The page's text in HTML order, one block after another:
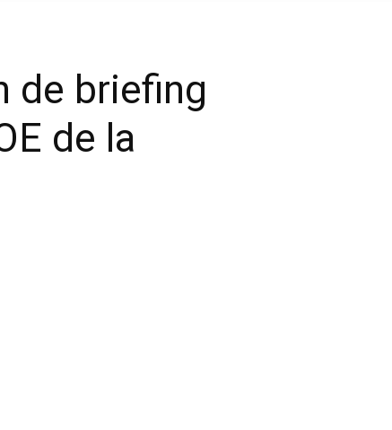
de briefing
de la